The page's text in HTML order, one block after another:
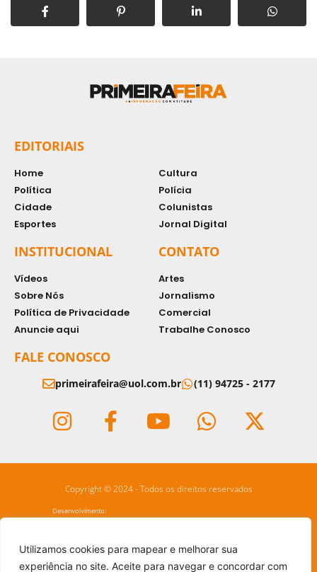
Utilizamos cookies para mapear e melhorar sua
experiência no site. Aceite para navegar e concordar com
EDITORIAIS
Home
Política
Cidade
Esportes
Cultura
Polícia
Colunistas
Jornal Digital
INSTITUCIONAL
Vídeos
Sobre Nós
Política de Privacidade
Anuncie aqui
CONTATO
Artes
Jornalismo
Comercial
Trabalhe Conosco
FALE CONOSCO
primeirafeira@uol.com.br (11) 94725 - 2177
Copyright © 2024 - Todos os direitos reservados
Desenvolvimento: